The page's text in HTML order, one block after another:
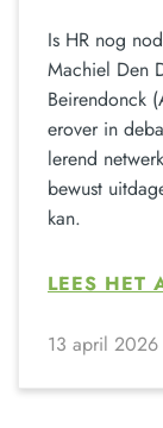
Is HR nog
Machiel Den
Beirendonck
erover in
lerend
bewust
kan.
LEES HET
13 april 2026